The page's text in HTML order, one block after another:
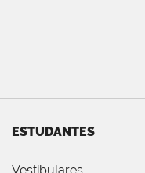
ESTUDANTES